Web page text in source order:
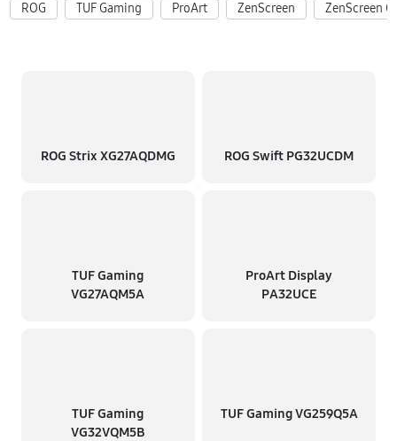
ROG TUF Gaming ProArt ZenScreen ZenScreen
ROG Strix XG27AQDMG ROG Swift PG32UCDM
TUF Gaming
VG27AQM5A
ProArt Display
PA32UCE
TUF Gaming
VG32VQM5B
TUF Gaming VG259Q5A